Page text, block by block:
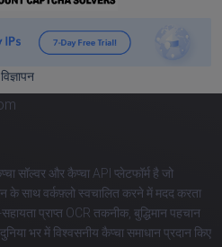
विज्ञापन
सॉल्वर और कैप्चा API प्लेटफॉर्म है जो
के साथ वर्कफ़्लो स्वचालित करने में मदद करता
प्राप्त OCR तकनीक, बुद्धिमान पहचान
भर में विश्वसनीय कैप्चा समाधान प्रदान किए